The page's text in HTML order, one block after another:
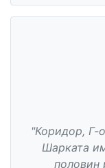
"Коридор, Г-
Шарката
половин